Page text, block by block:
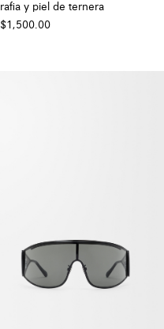
rafia y piel de ternera
$1,500.00